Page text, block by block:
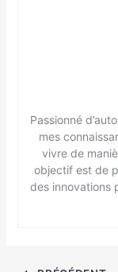
Passionné
mes
vivre de
objectif est de
des innovations